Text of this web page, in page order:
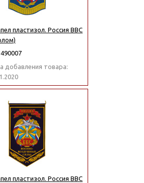
пластизол. Россия ВВС
добавления товара:
пластизол. Россия ВВС